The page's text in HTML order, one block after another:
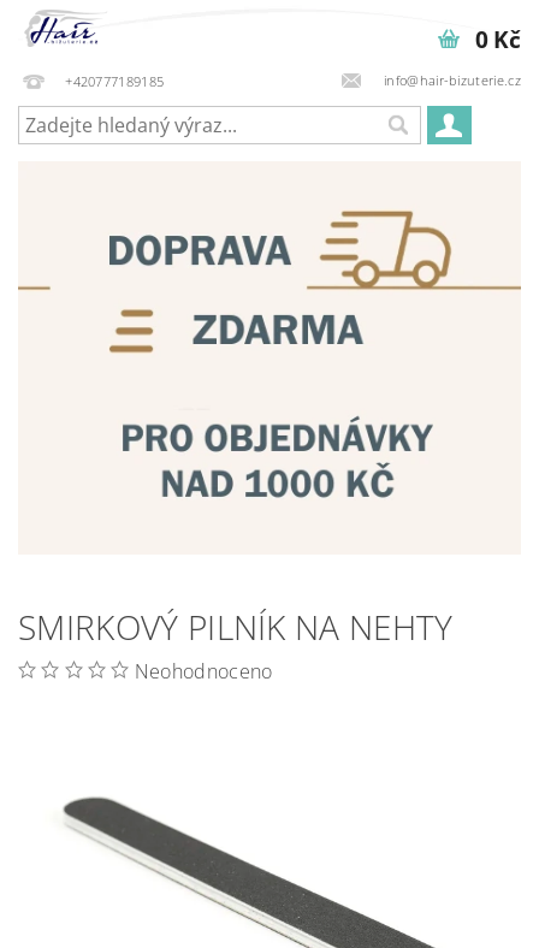
+420777189185 info@hair-bizuterie.cz
0 Kč
SMIRKOVÝ PILNÍK NA NEHTY
Neohodnoceno